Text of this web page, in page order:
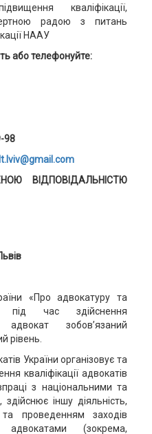
кваліфікації,
радою з питань
НААУ
або телефонуйте:
98
ВІДПОВІДАЛЬНІСТЮ
«Про адвокатуру та
під час здійснення
адвокат зобов’язаний
рівень.
України організовує та
кваліфікації адвокатів
з національними та
іншу діяльність,
та проведенням заходів
адвокатами (зокрема,